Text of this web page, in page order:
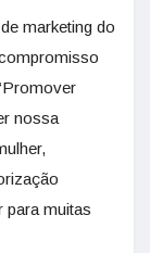
marketing do
nossa
para muitas